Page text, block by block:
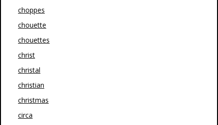
choppes
chouette
chouettes
christ
christal
christian
christmas
circa